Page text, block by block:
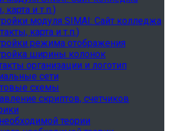
карта и т.п.)
модуля SIMAI: Сайт колледжа
карта и т.п.)
режима отображения
ширины колонок
организации и логотип
сети
схемы
скриптов, счетчиков
теории